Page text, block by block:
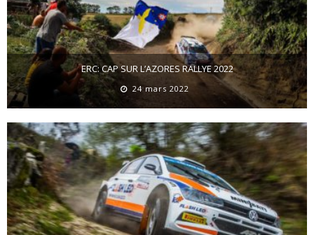
ERC: CAP SUR L’AZORES RALLYE 2022
24 mars 2022